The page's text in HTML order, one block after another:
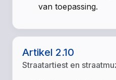
van toepassing.
Artikel 2.10
Straatartiest en